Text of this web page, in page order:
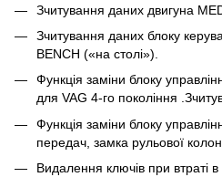
Зчитування даних двигуна
Зчитування даних блоку
BENCH («на столі»).
Функція заміни блоку
для VAG 4-го покоління
Функція заміни блоку
передач, замка рульової
Видалення ключів при втраті